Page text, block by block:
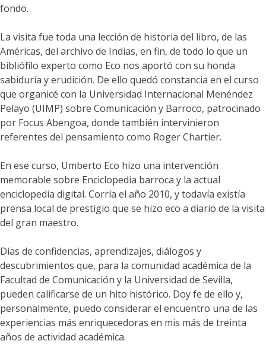
fondo.
La visita fue toda una lección de historia del libro, de las
Américas, del archivo de Indias, en fin, de todo lo que un
bibliófilo experto como Eco nos aportó con su honda
sabiduría y erudición. De ello quedó constancia en el curso
que organicé con la Universidad Internacional Menéndez
Pelayo (UIMP) sobre Comunicación y Barroco, patrocinado
por Focus Abengoa, donde también intervinieron
referentes del pensamiento como Roger Chartier.
En ese curso, Umberto Eco hizo una intervención
memorable sobre Enciclopedia barroca y la actual
enciclopedia digital. Corría el año 2010, y todavía existía
prensa local de prestigio que se hizo eco a diario de la visita
del gran maestro.
Días de confidencias, aprendizajes, diálogos y
descubrimientos que, para la comunidad académica de la
Facultad de Comunicación y la Universidad de Sevilla,
pueden calificarse de un hito histórico. Doy fe de ello y,
personalmente, puedo considerar el encuentro una de las
experiencias más enriquecedoras en mis más de treinta
años de actividad académica.